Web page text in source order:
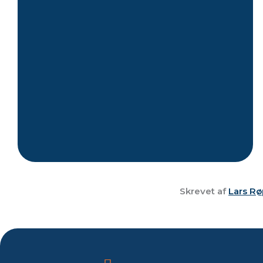
Skrevet af Lars